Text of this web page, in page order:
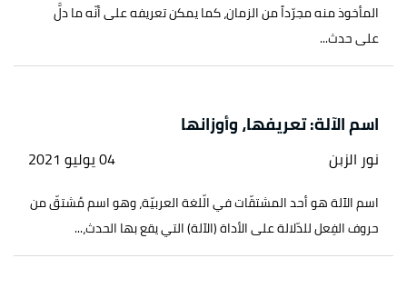
المأخوذ منه مجرّداً من الزمان، كما يمكن تعريفه على أنّه ما دلَّ
على حدث...
اسم الآلة: تعريفها، وأوزانها
نور الزبن 04 يوليو 2021
اسم الآلة هو أحد المشتقّات في الّلغة العربيّة، وهو اسم مُشتقّ من
حروف الفِعل للدّلالة على الأداة (الآلة) التي يقع بها الحدث،...